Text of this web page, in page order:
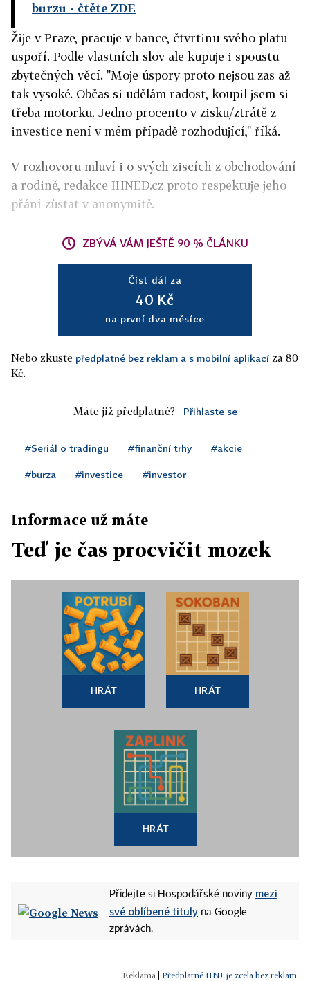
burzu - čtěte ZDE
Žije v Praze, pracuje v bance, čtvrtinu svého platu
uspoří. Podle vlastních slov ale kupuje i spoustu
zbytečných věcí. "Moje úspory proto nejsou zas až
tak vysoké. Občas si udělám radost, koupil jsem si
třeba motorku. Jedno procento v zisku/ztrátě z
investice není v mém případě rozhodující," říká.
V rozhovoru mluví i o svých ziscích z obchodování
a rodině, redakce IHNED.cz proto respektuje jeho
přání zůstat v anonymitě.
ZBÝVÁ VÁM JEŠTĚ 90 % ČLÁNKU
Číst dál za
40 Kč
na první dva měsíce
Nebo zkuste předplatné bez reklam a s mobilní aplikací za 80
Kč.
Máte již předplatné? Přihlaste se
#Seriál o tradingu #finanční trhy #akcie
#burza #investice #investor
Informace už máte
Teď je čas procvičit mozek
HRÁT HRÁT
HRÁT
Přidejte si Hospodářské noviny mezi
své oblíbené tituly na Google
zprávách.
Předplatné HN+ je zcela bez reklam.